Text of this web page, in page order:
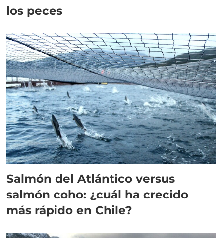
los peces
Salmón del Atlántico versus
salmón coho: ¿cuál ha crecido
más rápido en Chile?